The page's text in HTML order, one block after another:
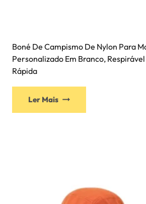
Boné De Campismo De Nylon Para
Personalizado Em Branco,
Rápida
Ler Mais